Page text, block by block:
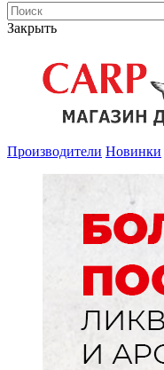
Закрыть
Производители Новинки